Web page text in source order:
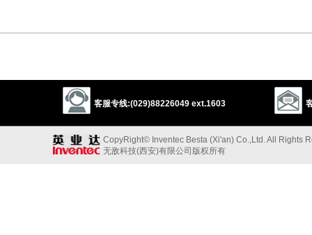
press enfold
squeeze
以上来源于：《英汉大辞典》
客服专线:(029)88226049 ext.1603
CopyRight© Inventec Besta (Xi'an) Co.,Ltd. All Rights
无敌科技(西安)有限公司版权所有